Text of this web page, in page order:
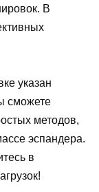
В
указан
сможете
методов,
эспандера.
в